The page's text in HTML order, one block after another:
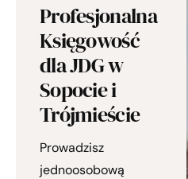
Profesjonalna
Księgowość
dla JDG w
Sopocie i
Trójmieście
Prowadzisz
jednoosobową